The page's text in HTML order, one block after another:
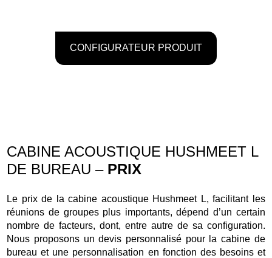
CONFIGURATEUR PRODUIT
CABINE ACOUSTIQUE HUSHMEET L
DE BUREAU – PRIX
Le prix de la cabine acoustique Hushmeet L, facilitant les
réunions de groupes plus importants, dépend d’un certain
nombre de facteurs, dont, entre autre de sa configuration.
Nous proposons un devis personnalisé pour la cabine de
bureau et une personnalisation en fonction des besoins et